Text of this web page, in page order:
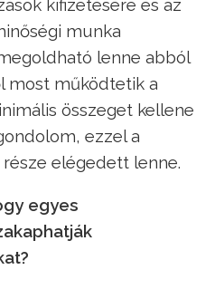
kifizetésére és az
munka
lenne abból
most működtetik a
összeget kellene
ezzel a
elégedett lenne.
egyes